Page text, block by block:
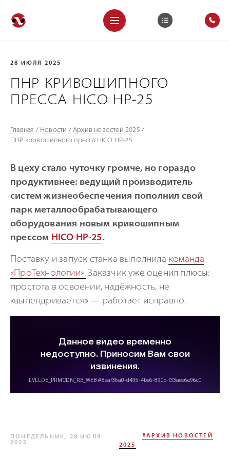
28 ИЮЛЯ 2025
ПНР КРИВОШИПНОГО
ПРЕССА HICO HP-25
Главная / Новости /Архив новостей 2025 /
ПНР кривошипного пресса HICO HP-25
В цеху стало чуточку громче, но гораздо
продуктивнее: ведущий производитель
систем жизнеобеспечения пополнил свой
парк металлообрабатывающего
оборудования новым кривошипным
прессом HICO HP-25.
Поставку и запуск станка выполнила команда
«ПроТехнологии». Заказчик уже оценил плюсы:
простота в освоении, надёжность, не
«выпендривается» — работает исправно.
ПОНЕДЕЛЬНИК, 28 ИЮЛЯ
2025
#АРХИВ НОВОСТЕЙ
2025